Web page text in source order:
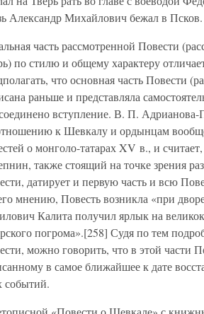
Александр Михайлович бежал в Псков.
часть рассмотренной Повести
по стилю и общему характеру
что основная часть Повести
раньше и представляла
вступление. В. П. Адрианова-
к Шевкалу и ордынцам
о монголо-татарах XV в., и
также стоящий на точке зрения
датирует и первую часть и всю
мнению, Повесть возникла «при
Калита получил ярлык на
погрома».[258] Судя по тем
можно говорить, что в этой части
в самое ближайшее к дате
событий.